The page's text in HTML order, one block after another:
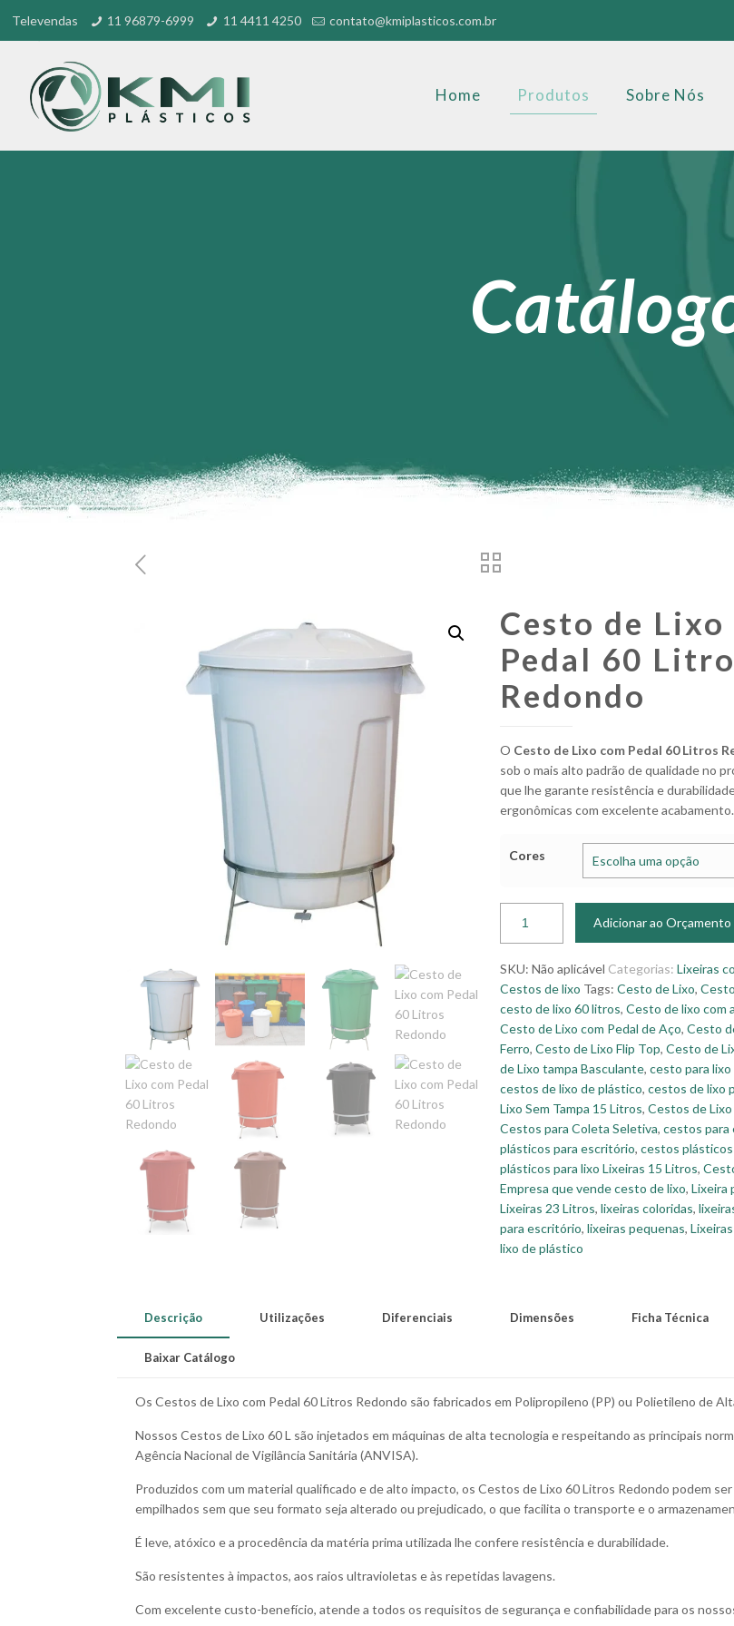
Televendas 11 96879-6999 11 4411 4250 contato@kmiplasticos.com.br
Home Produtos Sobre Nós
Cesto de Lixo
Pedal 60
Redondo
O Cesto de Lixo com Pedal 60 Litros
sob o mais alto padrão de qualidade no
que lhe garante resistência e
ergonômicas com excelente acabamento.
Cores
Adicionar ao Orçamento
SKU:Não aplicável Categorias:Lixeiras
Cestos de lixo Tags:Cesto de Lixo,
cesto de lixo 60 litros,Cesto de lixo com
Cesto de Lixo com Pedal de Aço,Cesto
Ferro,Cesto de Lixo Flip Top,Cesto de
de Lixo tampa Basculante,cesto para
cestos de lixo de plástico,cestos de lixo
Lixo Sem Tampa 15 Litros,Cestos de
Cestos para Coleta Seletiva,cestos
plásticos para escritório,cestos
plásticos para lixo Lixeiras 15 Litros,
Empresa que vende cesto de lixo,Lixeira
Lixeiras 23 Litros,lixeiras coloridas,
para escritório,lixeiras pequenas,
lixo de plástico
Descrição Utilizações Diferenciais Dimensões Ficha Técnica
Baixar Catálogo
Os Cestos de Lixo com Pedal 60 Litros Redondo são fabricados em Polipropileno (PP) ou Polietileno de
Nossos Cestos de Lixo 60 L são injetados em máquinas de alta tecnologia e respeitando as principais
Agência Nacional de Vigilância Sanitária (ANVISA).
Produzidos com um material qualificado e de alto impacto, os Cestos de Lixo 60 Litros Redondo podem
empilhados sem que seu formato seja alterado ou prejudicado, o que facilita o transporte e o
É leve, atóxico e a procedência da matéria prima utilizada lhe confere resistência e durabilidade.
São resistentes à impactos, aos raios ultravioletas e às repetidas lavagens.
Com excelente custo-benefício, atende a todos os requisitos de segurança e confiabilidade para os